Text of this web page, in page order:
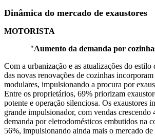
Dinâmica do mercado de exaustores
MOTORISTA
"Aumento da demanda por
Com a urbanização e as atualizações do
das novas renovações de cozinhas
modulares, impulsionando a procura por
Entre os proprietários, 69% priorizam
potente e operação silenciosa. Os exaustores
grande impulsionador, com vendas crescendo
demanda por eletrodomésticos embutidos na
56%, impulsionando ainda mais o mercado de